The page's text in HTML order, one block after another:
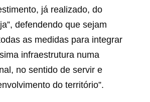
já realizado, do
defendendo que sejam
as medidas para integrar
infraestrutura numa
no sentido de servir e
do território”.